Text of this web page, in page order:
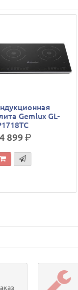
Gemlux GL-
899р.